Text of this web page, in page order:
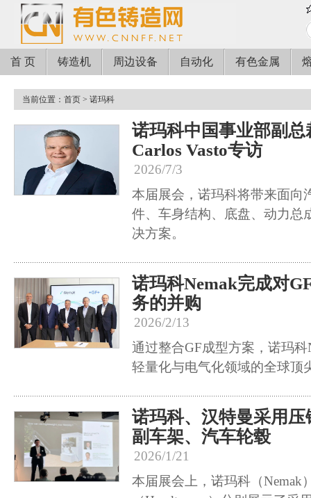
首 页 铸造机 周边设备 自动化 有色金属
当前位置： 首页 > 诺玛科
诺玛科中国事业部副
Carlos Vasto专访
2026/7/3
本届展会，诺玛科将带来面向
件、车身结构、底盘、动力总
决方案。
诺玛科Nemak完成对
务的并购
2026/2/13
通过整合GF成型方案，诺玛
轻量化与电气化领域的全球顶
诺玛科、汉特曼采用
副车架、汽车轮毂
2026/1/21
本届展会上，诺玛科（Nemak